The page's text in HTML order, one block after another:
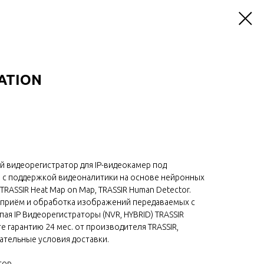
видеорегистратор для IP-видеокамер под
с поддержкой видеоналитики на основе нейронных
Heat Map on Map, TRASSIR Human Detector.
и обработка изображений передаваемых с
IP Видеорегистраторы (NVR, HYBRID) TRASSIR
24 мес. от производителя TRASSIR,
условия доставки.